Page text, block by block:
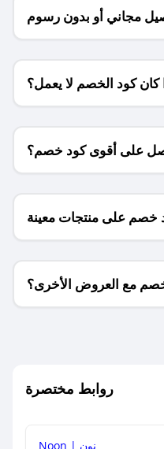
مجاني أو بدون رسوم
الشحن ؟
كود الخصم لا يعمل؟
على أقوى كود خصم؟
خصم على منتجات معينة
فقط؟
مع العروض الأخرى؟
روابط مختصرة
Noon | نون